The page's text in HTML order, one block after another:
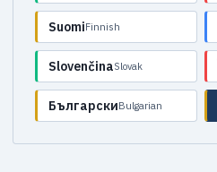
SuomiFinnish
SlovenčinaSlovak
БългарскиBulgarian